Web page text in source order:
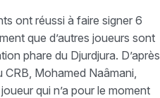
ont réussi à faire signer 6
que d’autres joueurs sont
phare du Djurdjura. D’après
Mohamed Naâmani,
qui n’a pour le moment